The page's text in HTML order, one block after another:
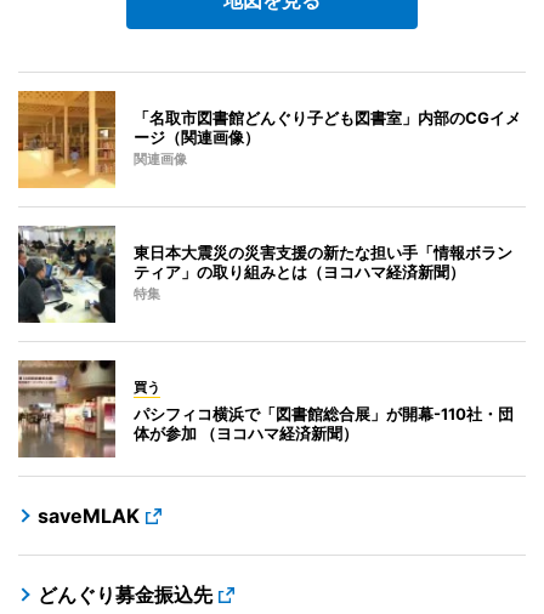
「名取市図書館どんぐり子ども図書室」内部のCGイメ
ージ（関連画像）
関連画像
東日本大震災の災害支援の新たな担い手「情報ボラン
ティア」の取り組みとは（ヨコハマ経済新聞）
特集
買う
パシフィコ横浜で「図書館総合展」が開幕-110社・団
体が参加 （ヨコハマ経済新聞）
saveMLAK
どんぐり募金振込先